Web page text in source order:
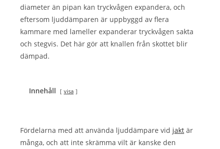
diameter än pipan kan tryckvågen expandera, och
eftersom ljuddämparen är uppbyggd av flera
kammare med lameller expanderar tryckvågen sakta
och stegvis. Det här gör att knallen från skottet blir
dämpad.
Innehåll visa
Fördelarna med att använda ljuddämpare vid jaktär
många, och att inte skrämma vilt är kanske den